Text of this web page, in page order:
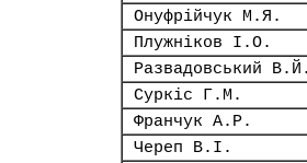
Онуфрійчук М.Я.
Плужніков І.О.
Развадовський В.Й.
Суркіс Г.М.
Франчук А.Р.
Череп В.І.